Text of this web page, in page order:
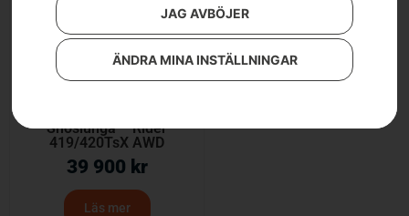
JAG AVBÖJER
ÄNDRA MINA INSTÄLLNINGAR
Snöslunga – Rider
419/420TsX AWD
39 900 kr
Läs mer